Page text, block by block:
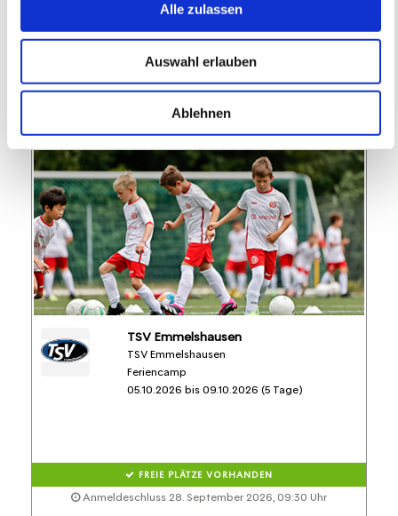
Alle zulassen
Auswahl erlauben
Ablehnen
Anmeldeschluss 28. September 2026, 09:30 Uhr
Anmelden
156,65 EUR
TSV Emmelshausen
TSV Emmelshausen
Feriencamp
05.10.2026 bis 09.10.2026 (5 Tage)
FREIE PLÄTZE VORHANDEN
Anmeldeschluss 28. September 2026, 09:30 Uhr